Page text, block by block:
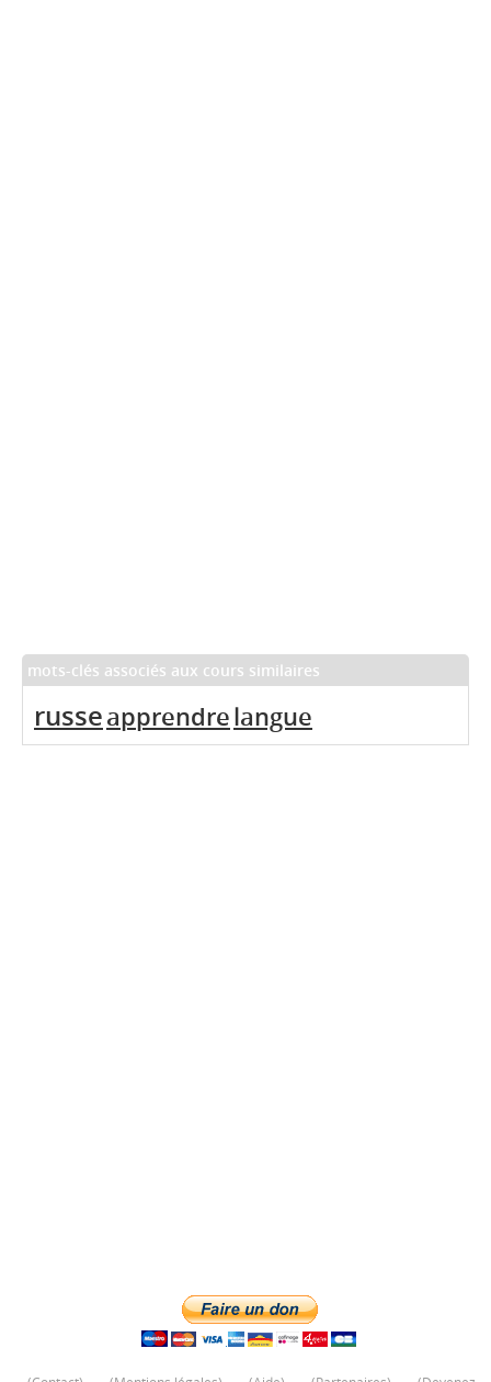
mots-clés associés aux cours similaires
russeapprendrelangue